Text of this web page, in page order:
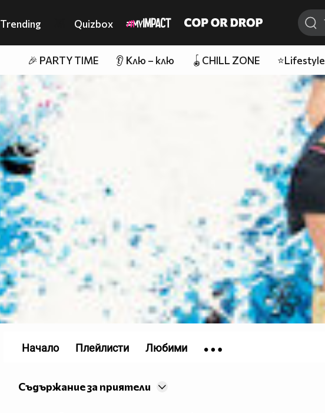
Trending Quizbox
🎉 PARTY TIME 👂 Клю – клю 🪀CHILL ZONE ⭐Lifestyle
Съдържание за приятели
Начало Плейлисти Любими